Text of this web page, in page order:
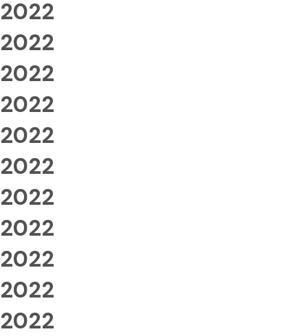
2022
2022
2022
2022
2022
2022
2022
2022
2022
2022
2022